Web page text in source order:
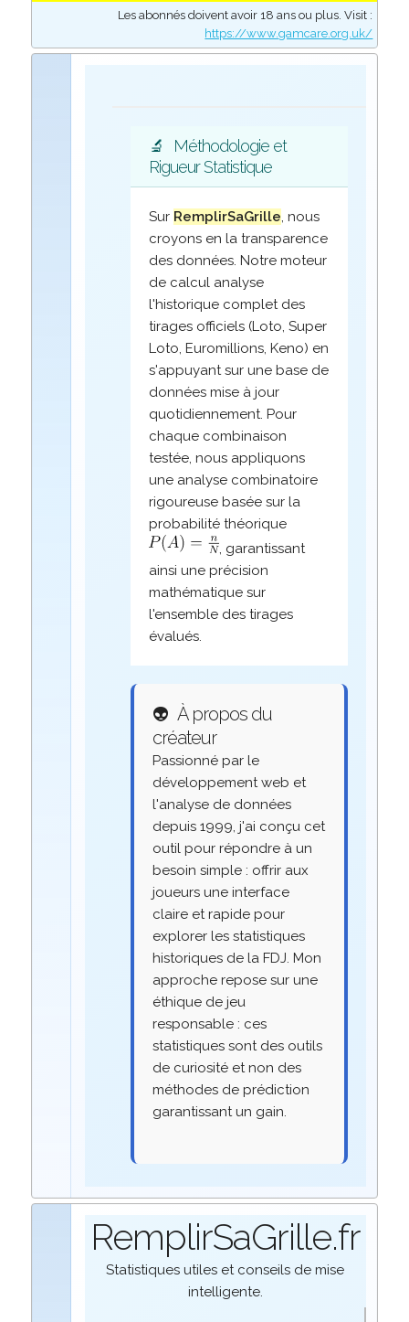
Les abonnés doivent avoir 18 ans ou plus. Visit :
https://www.gamcare.org.uk/
🔬
Méthodologie et
Rigueur Statistique
Sur RemplirSaGrille, nous
croyons en la transparence
des données. Notre moteur
de calcul analyse
l'historique complet des
tirages officiels (Loto, Super
Loto, Euromillions, Keno) en
s'appuyant sur une base de
données mise à jour
quotidiennement. Pour
chaque combinaison
testée, nous appliquons
une analyse combinatoire
rigoureuse basée sur la
probabilité théorique
, garantissant
ainsi une précision
mathématique sur
l'ensemble des tirages
évalués.
👽 À propos du
créateur
Passionné par le
développement web et
l'analyse de données
depuis 1999, j'ai conçu cet
outil pour répondre à un
besoin simple : offrir aux
joueurs une interface
claire et rapide pour
explorer les statistiques
historiques de la FDJ. Mon
approche repose sur une
éthique de jeu
responsable : ces
statistiques sont des outils
de curiosité et non des
méthodes de prédiction
garantissant un gain.
RemplirSaGrille.fr
Statistiques utiles et conseils de mise
intelligente.